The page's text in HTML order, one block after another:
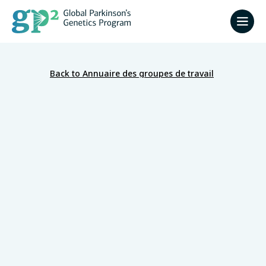
Back to Annuaire des groupes de travail